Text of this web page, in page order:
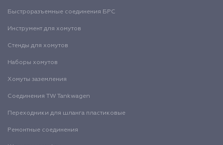
Быстроразъемные соединения БРС
Инструмент для хомутов
Стенды для хомутов
Наборы хомутов
Хомуты заземления
Соединения TW Tankwagen
Переходники для шланга пластиковые
Ремонтные соединения